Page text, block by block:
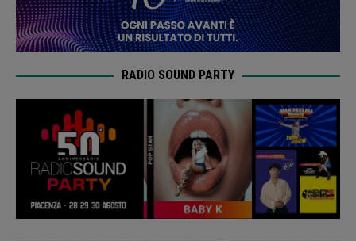
RADIO SOUND PARTY